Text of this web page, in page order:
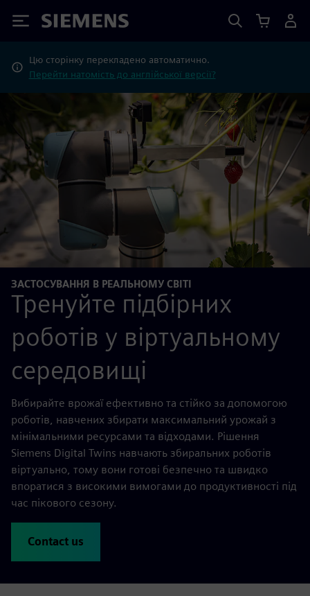
Siemens
Цю сторінку перекладено автоматично.
Перейти натомість до англійської версії?
ЗАСТОСУВАННЯ В РЕАЛЬНОМУ СВІТІ
Тренуйте підбірних
роботів у віртуальному
середовищі
Вибирайте врожаї ефективно та стійко за допомогою
роботів, навчених збирати максимальний урожай з
мінімальними ресурсами та відходами. Рішення
Siemens Digital Twins навчають збиральних роботів
віртуально, тому вони готові безпечно та швидко
впоратися з високими вимогами до продуктивності під
час пікового сезону.
Contact us